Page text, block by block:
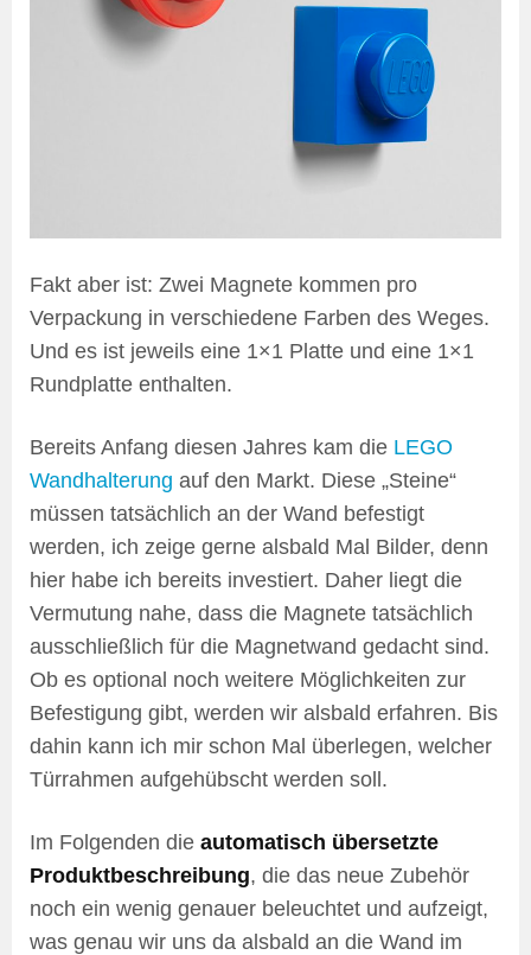
Fakt aber ist: Zwei Magnete kommen pro
Verpackung in verschiedene Farben des Weges.
Und es ist jeweils eine 1×1 Platte und eine 1×1
Rundplatte enthalten.
Bereits Anfang diesen Jahres kam die LEGO
Wandhalterung auf den Markt. Diese „Steine“
müssen tatsächlich an der Wand befestigt
werden, ich zeige gerne alsbald Mal Bilder, denn
hier habe ich bereits investiert. Daher liegt die
Vermutung nahe, dass die Magnete tatsächlich
ausschließlich für die Magnetwand gedacht sind.
Ob es optional noch weitere Möglichkeiten zur
Befestigung gibt, werden wir alsbald erfahren. Bis
dahin kann ich mir schon Mal überlegen, welcher
Türrahmen aufgehübscht werden soll.
Im Folgenden die automatisch übersetzte
Produktbeschreibung, die das neue Zubehör
noch ein wenig genauer beleuchtet und aufzeigt,
was genau wir uns da alsbald an die Wand im